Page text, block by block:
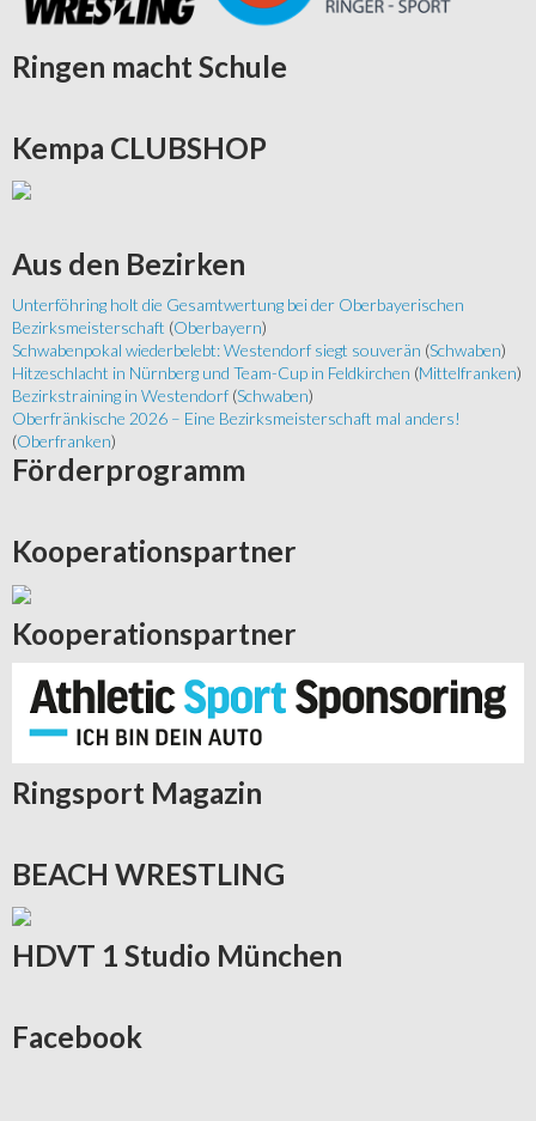
Ringen macht Schule
Kempa CLUBSHOP
Aus den Bezirken
Unterföhring holt die Gesamtwertung bei der Oberbayerischen
Bezirksmeisterschaft (Oberbayern)
Schwabenpokal wiederbelebt: Westendorf siegt souverän (Schwaben)
Hitzeschlacht in Nürnberg und Team-Cup in Feldkirchen (Mittelfranken)
Bezirkstraining in Westendorf (Schwaben)
Oberfränkische 2026 – Eine Bezirksmeisterschaft mal anders!
(Oberfranken)
Förderprogramm
Kooperationspartner
Kooperationspartner
Ringsport Magazin
BEACH WRESTLING
HDVT 1 Studio München
Facebook